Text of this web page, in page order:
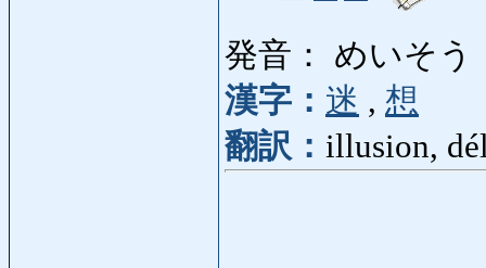
発音： めいそう
漢字： 迷 , 想
翻訳： illusion,